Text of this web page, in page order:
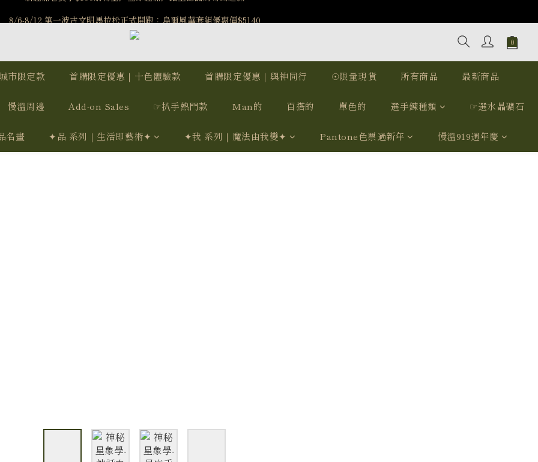
7/15-8/25 神秘星象學系列｜獅子座時區 項鍊 X 戒指 X 手鍊 享福利
️8/6-8/12 第一波古文明馬拉松正式開跑：烏爾風華套組優惠價$5140
市限定款 首購限定優惠｜十色體驗款 首購限定優惠｜與神同行 ☉限量現貨 所有商品 最新商品
慢溫周邊 Add-on Sales ☞扒手熱門款 Man的 百搭的 單色的 選手鍊種類 ☞選水晶礦石
名畫 ✦品 系列｜生活即藝術✦ ✦我 系列｜魔法由我變✦ Pantone色票過新年 慢溫919週年慶